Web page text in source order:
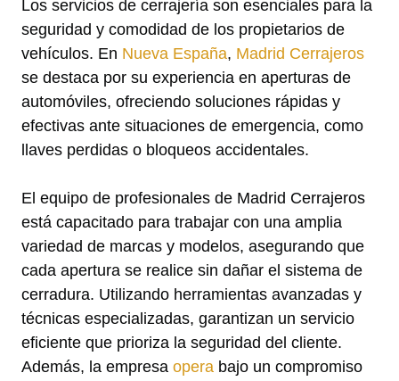
Los servicios de cerrajería son esenciales para la
seguridad y comodidad de los propietarios de
vehículos. En Nueva España, Madrid Cerrajeros
se destaca por su experiencia en aperturas de
automóviles, ofreciendo soluciones rápidas y
efectivas ante situaciones de emergencia, como
llaves perdidas o bloqueos accidentales.
El equipo de profesionales de Madrid Cerrajeros
está capacitado para trabajar con una amplia
variedad de marcas y modelos, asegurando que
cada apertura se realice sin dañar el sistema de
cerradura. Utilizando herramientas avanzadas y
técnicas especializadas, garantizan un servicio
eficiente que prioriza la seguridad del cliente.
Además, la empresa opera bajo un compromiso